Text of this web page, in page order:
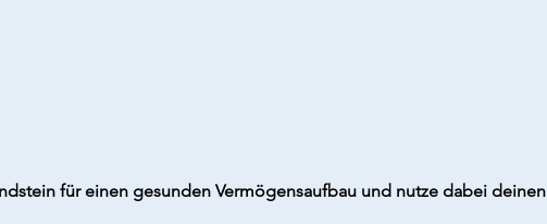
für einen gesunden Vermögensaufbau und nutze dabei deinen